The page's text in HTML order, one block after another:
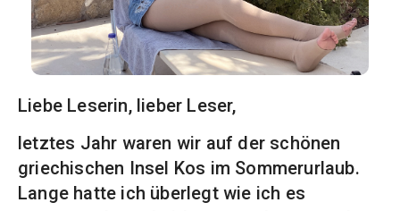
Liebe Leserin, lieber Leser,
letztes Jahr waren wir auf der schönen
griechischen Insel Kos im Sommerurlaub.
Lange hatte ich überlegt wie ich es